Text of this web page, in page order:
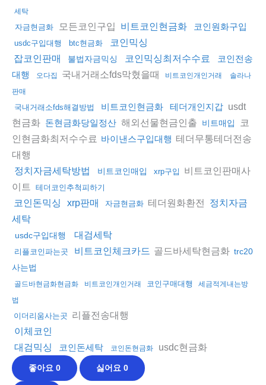
세탁
자금현금화 모든코인구입 비트코인현금화 코인원화구입
usdc구입대행 btc현금화
코인믹싱
잡코인판매
불법자금믹싱 코인믹싱최저수수료
코인전송
대행
오다집 국내거래소fds막혔을때 비트코인개인거래
솔라나
판매
국내거래소fds해결방법 비트코인현금화 테더개인지갑 usdt
현금화 돈현금화당일정산 해외선물현금인출 비트매입
코
인현금화최저수수료 바이낸스구입대행 테더무통테더전송
대행
정치자금세탁방법 비트코인매입 xrp구입
비트코인판매사
이트
테더코인추척피하기
코인돈믹싱 xrp판매 자금현금화 테더원화환전
정치자금
세탁
usdc구입대행 대검세탁
리플코인파는곳 비트코인체크카드 골드바세탁현금화 trc20
사는법
골드바현금화현금화 비트코인개인거래 코인구매대행
세금적게내는방
법
이더리움사는곳 리플전송대행
이체코인
대검믹싱
코인돈세탁 코인돈현금화 usdc현금화
좋아요 0 싫어요 0